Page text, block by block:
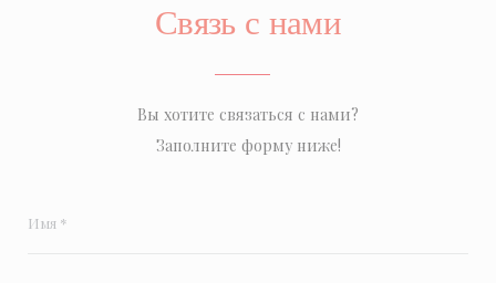
Связь с нами
Вы хотите связаться с нами?
Заполните форму ниже!